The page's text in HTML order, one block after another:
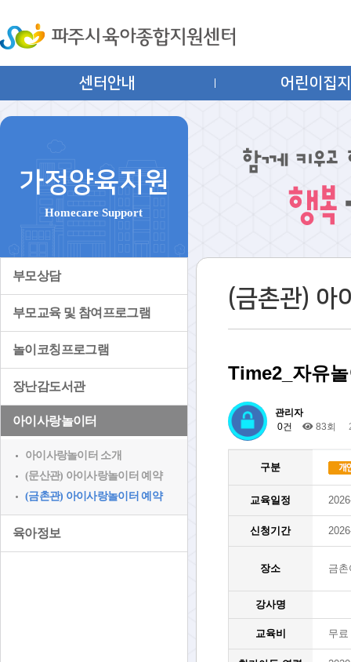
센터안내 어린이집
가정양육지원
Homecare Support
부모상담
부모교육 및 참여프로그램
놀이코칭프로그램
장난감도서관
아이사랑놀이터
아이사랑놀이터 소개
(문산관) 아이사랑놀이터 예약
(금촌관) 아이사랑놀이터 예약
육아정보
(금촌관) 아
Time2_자유
관리자
0건
83회
구분
교육일정
신청기간
장소 금
강사명
교육비 무료